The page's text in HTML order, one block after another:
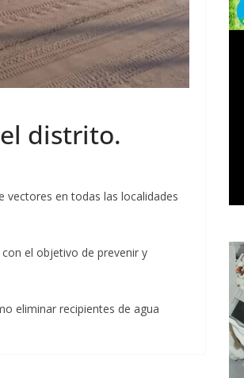
distrito.
vectores en todas las localidades
el objetivo de prevenir y
eliminar recipientes de agua